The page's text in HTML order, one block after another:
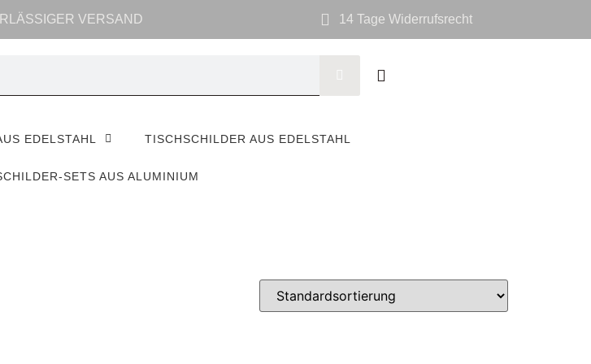
VERSAND 14 Tage Widerrufsrecht
EDELSTAHL TISCHSCHILDER AUS EDELSTAHL
SETS AUS ALUMINIUM